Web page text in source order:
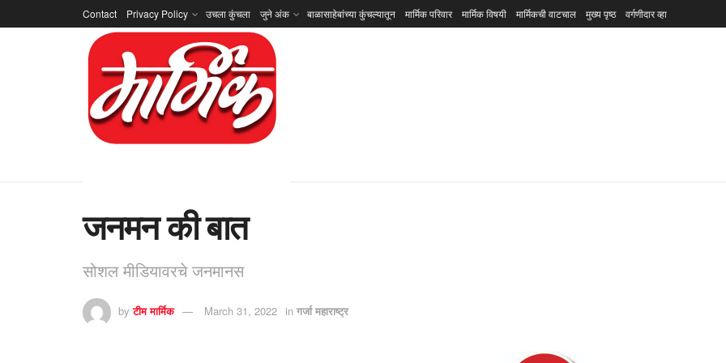
Contact Privacy Policy उचला कुंचला जुने अंक बाळासाहेबांच्या कुंचल्यातून मार्मिक परिवार मार्मिक विषयी मार्मिकची वाटचाल मुख्य पृष्ठ वर्गणीदार व्हा
जनमन की बात
सोशल मीडियावरचे जनमानस
by टीम मार्मिक March 31, 2022 in गर्जा महाराष्ट्र